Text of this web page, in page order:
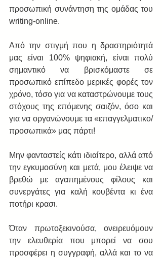
προσωπική συνάντηση της ομάδας του
writing-online.
Από την στιγμή που η δραστηριότητά
μας είναι 100% ψηφιακή, είναι πολύ
σημαντικό να βρισκόμαστε σε
προσωπικό επίπεδο μερικές φορές τον
χρόνο, τόσο για να καταστρώνουμε τους
στόχους της επόμενης σαιζόν, όσο και
για να οργανώνουμε τα «επαγγελματικο/
προσωπικά» μας πάρτι!
Μην φανταστείς κάτι ιδιαίτερο, αλλά από
την εγκυμοσύνη και μετά, μου έλειψε να
βρεθώ με αγαπημένους φίλους και
συνεργάτες για καλή κουβέντα κι ένα
ποτήρι κρασι.
Όταν πρωτοξεκινούσα, ονειρευόμουν
την ελευθερία που μπορεί να σου
προσφέρει η συγγραφή, αλλά και το να